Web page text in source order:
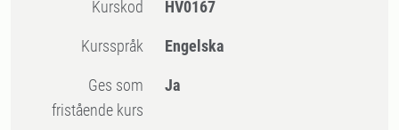
Kurskod HV0167
Kursspråk Engelska
Ges som
fristående kurs
Ja